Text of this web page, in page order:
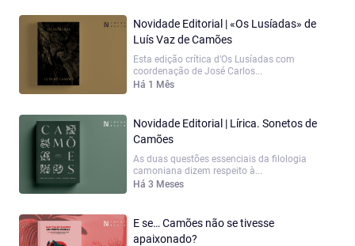
Novidade Editorial | «Os Lusíadas» de
Luís Vaz de Camões
Esta edição crítica d’Os Lusíadas com
coordenação de José Carlos...
Há 1 Mês
Novidade Editorial | Lírica. Sonetos de
Camões
As duas questões essenciais da filologia
camoniana dizem respeito à...
Há 3 Meses
E se… Camões não se tivesse
apaixonado?